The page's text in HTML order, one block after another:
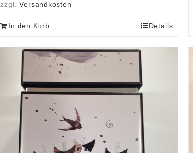
zzgl. Versandkosten
In den Korb Details